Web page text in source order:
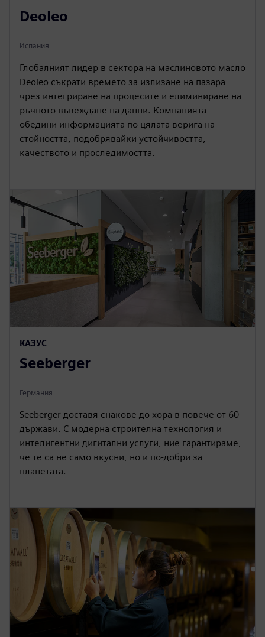
Deoleo
Испания
Глобалният лидер в сектора на маслиновото масло
Deoleo съкрати времето за излизане на пазара
чрез интегриране на процесите и елиминиране на
ръчното въвеждане на данни. Компанията
обедини информацията по цялата верига на
стойността, подобрявайки устойчивостта,
качеството и проследимостта.
КАЗУС
Seeberger
Германия
Seeberger доставя снакове до хора в повече от 60
държави. С модерна строителна технология и
интелигентни дигитални услуги, ние гарантираме,
че те са не само вкусни, но и по-добри за
планетата.